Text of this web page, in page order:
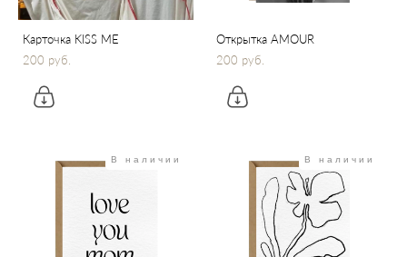
Карточка KISS ME
200 pуб.
Открытка AMOUR
200 pуб.
В наличии В наличии